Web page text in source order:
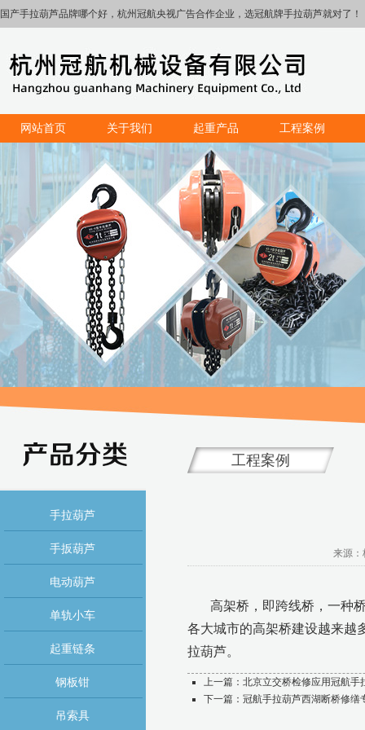
国产手拉葫芦品牌哪个好，杭州冠航央视广告合作企业，选冠航牌手拉葫芦就对了！
网站首页 关于我们 起重产品 工程案例
手拉葫芦
手扳葫芦
电动葫芦
单轨小车
起重链条
钢板钳
吊索具
工程案例
来源：
高架桥，即跨线桥，一种
各大城市的高架桥建设越来越
拉葫芦。
上一篇： 北京立交桥检修应用冠航手
下一篇： 冠航手拉葫芦西湖断桥修缮